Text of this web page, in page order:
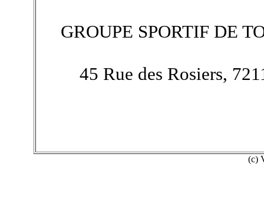
GROUPE SPORTIF DE
45 Rue des Rosiers,
(c)